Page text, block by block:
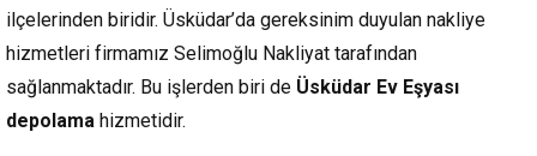
ilçelerinden biridir. Üsküdar’da gereksinim duyulan nakliye
hizmetleri firmamız Selimoğlu Nakliyat tarafından
sağlanmaktadır. Bu işlerden biri de Üsküdar Ev Eşyası
depolama hizmetidir.